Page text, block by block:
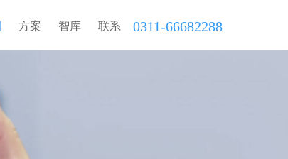
方案 智库 联系 0311-66682288